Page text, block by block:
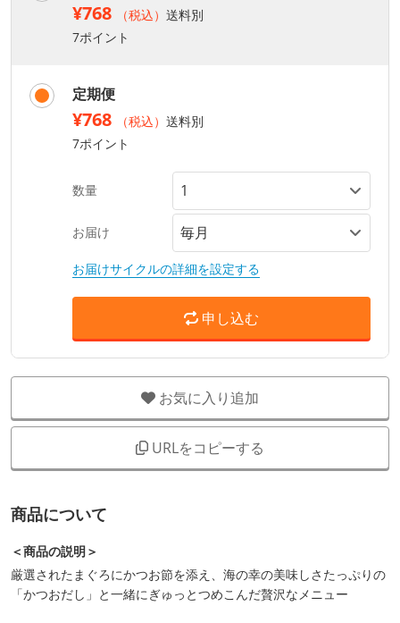
¥768 （税込） 送料別
7ポイント
定期便
¥768 （税込） 送料別
7ポイント
数量
お届け
お届けサイクルの詳細を設定する
申し込む
お気に入り追加
URLをコピーする
商品について
＜商品の説明＞
厳選されたまぐろにかつお節を添え、海の幸の美味しさたっぷりの
「かつおだし」と一緒にぎゅっとつめこんだ贅沢なメニュー